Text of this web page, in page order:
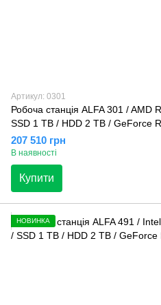
Артикул: 0301
Робоча станція ALFA 301 / AMD
SSD 1 TB / HDD 2 TB / GeForce
207 510 грн
В наявності
Купити
НОВИНКА